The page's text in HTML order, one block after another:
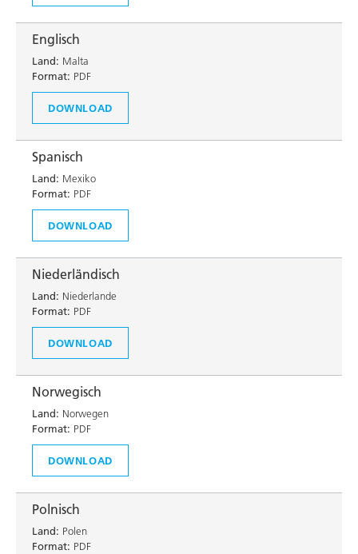
Englisch
Land: Malta
Format: PDF
DOWNLOAD
Spanisch
Land: Mexiko
Format: PDF
DOWNLOAD
Niederländisch
Land: Niederlande
Format: PDF
DOWNLOAD
Norwegisch
Land: Norwegen
Format: PDF
DOWNLOAD
Polnisch
Land: Polen
Format: PDF